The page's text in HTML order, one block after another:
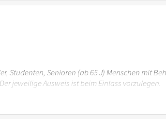
Studenten, Senioren (ab 65 J) Menschen mit
jeweilige Ausweis ist beim Einlass vorzulegen.
6 Jahren ist der Ostergarten Stuttgart nicht